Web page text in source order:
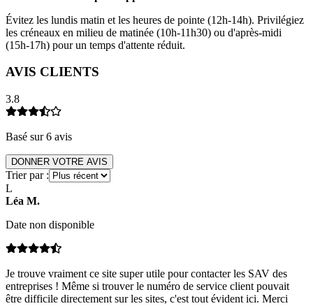
Évitez les lundis matin et les heures de pointe (12h-14h). Privilégiez
les créneaux en milieu de matinée (10h-11h30) ou d'après-midi
(15h-17h) pour un temps d'attente réduit.
AVIS CLIENTS
3.8
Basé sur6 avis
DONNER VOTRE AVIS
Trier par :
L
Léa M.
Date non disponible
Je trouve vraiment ce site super utile pour contacter les SAV des
entreprises ! Même si trouver le numéro de service client pouvait
être difficile directement sur les sites, c'est tout évident ici. Merci